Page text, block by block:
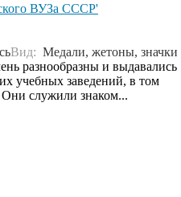
ВУЗа СССР'
Вид: Медали, жетоны, значки
разнообразны и выдавались
учебных заведений, в том
служили знаком...